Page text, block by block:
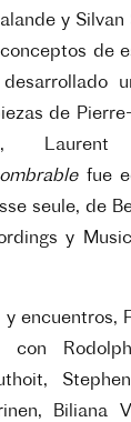
y Silvan
de
de
fue
seule, de
y
encuentros,
con
Biliana